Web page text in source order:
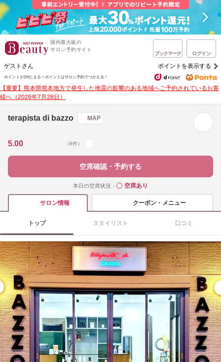
国内最大級の
サロン予約サイト
ブックマーク ログイン
ゲストさん ポイントを表示する
ポイントが1%たまる！ ポイントはサロン予約でつかえる！
【重要】熊本県熊本地方で発生した地震の影響のある地域へご予約されているお客
様へ（2026年7月28日）
terapista di bazzo MAP
5.00 （8件）
空席確認・予約する
本日の空席状況： ◯空席あり
サロン情報 クーポン・メニュー
トップ スタイリスト 口コミ